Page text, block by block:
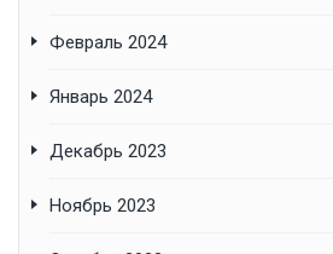
Февраль 2024
Январь 2024
Декабрь 2023
Ноябрь 2023